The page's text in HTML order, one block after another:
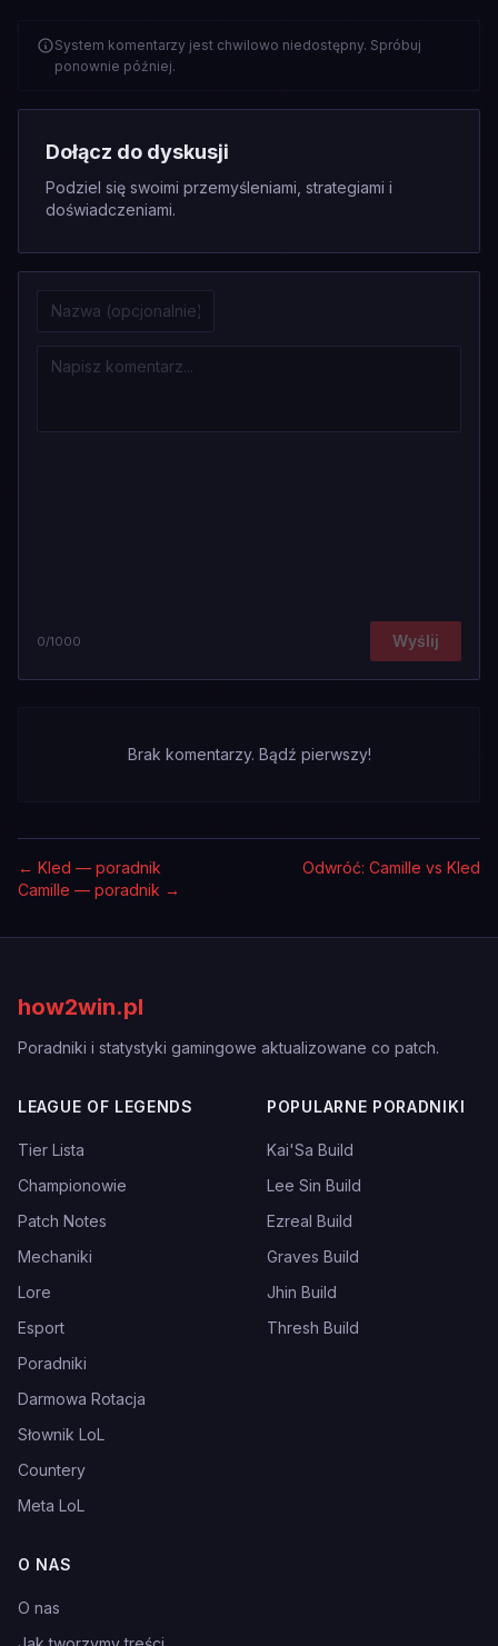
System komentarzy jest chwilowo niedostępny. Spróbuj
ponownie później.
Dołącz do dyskusji
Podziel się swoimi przemyśleniami, strategiami i
doświadczeniami.
0/1000 Wyślij
Brak komentarzy. Bądź pierwszy!
← Kled — poradnik
Odwróć: Camille vs Kled
Camille — poradnik →
how2win.pl
Poradniki i statystyki gamingowe aktualizowane co patch.
LEAGUE OF LEGENDS
Tier Lista
Championowie
Patch Notes
Mechaniki
Lore
Esport
Poradniki
Darmowa Rotacja
Słownik LoL
Countery
Meta LoL
POPULARNE PORADNIKI
Kai'Sa Build
Lee Sin Build
Ezreal Build
Graves Build
Jhin Build
Thresh Build
O NAS
O nas